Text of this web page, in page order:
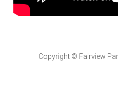
Copyright © Fairview